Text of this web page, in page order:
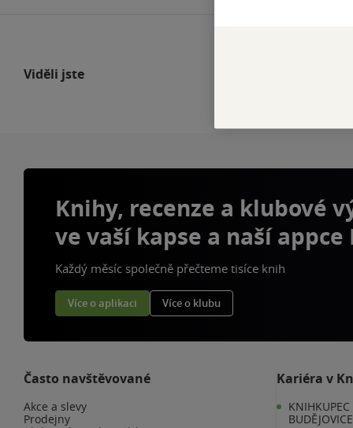
Viděli jste
Knihy, recenze a klubové
ve vaší kapse a naší appce
Každý měsíc společně přečteme tisíce knih
Více o aplikaci Více o klubu
Často navštěvované
Akce a slevy
Prodejny
Kariéra v
KNIHKUPEC
BUDĚJOVICE